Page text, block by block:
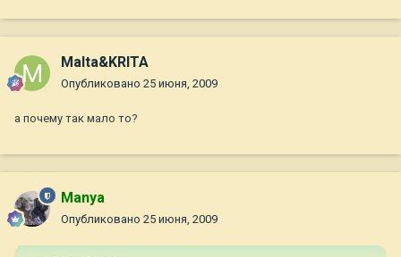
Malta&KRITA
Опубликовано 25 июня, 2009
а почему так мало то?
Manya
Опубликовано 25 июня, 2009